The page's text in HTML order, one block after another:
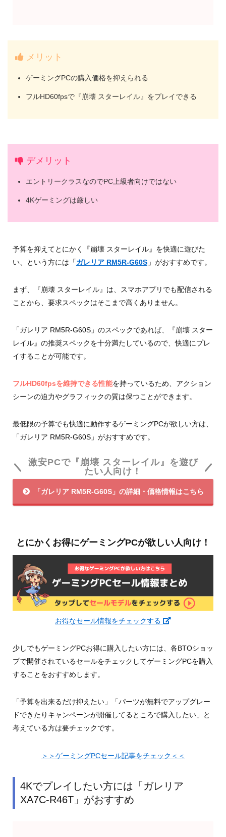
メリット
ゲーミングPCの購入価格を抑えられる
フルHD60fpsで『崩壊 スターレイル』をプレイできる
デメリット
エントリークラスなのでPC上級者向けではない
4Kゲーミングは厳しい
予算を抑えてとにかく『崩壊 スターレイル』を快適に遊びた
い、という方には「ガレリア RM5R-G60S 」がおすすめです。
まず、『崩壊 スターレイル』は、スマホアプリでも配信される
ことから、要求スペックはそこまで高くありません。
「ガレリア RM5R-G60S」のスペックであれば、『崩壊 スター
レイル』の推奨スペックを十分満たしているので、快適にプレ
イすることが可能です。
フルHD60fpsを維持できる性能を持っているため、アクション
シーンの迫力やグラフィックの質は保つことができます。
最低限の予算でも快適に動作するゲーミングPCが欲しい方は、
「ガレリア RM5R-G60S」がおすすめです。
激安PCで『崩壊 スターレイル』を遊び
たい人向け！
「ガレリア RM5R-G60S」の詳細・価格情報はこちら
とにかくお得にゲーミングPCが欲しい人向け！
お得なセール情報をチェックする
少しでもゲーミングPCお得に購入したい方には、各BTOショッ
プで開催されているセールをチェックしてゲーミングPCを購入
することをおすすめします。
「予算を出来るだけ抑えたい」「パーツが無料でアップグレー
ドできたりキャンペーンが開催してるところで購入したい」と
考えている方は要チェックです。
＞＞ゲーミングPCセール記事をチェック＜＜
4Kでプレイしたい方には「ガレリア
XA7C-R46T」がおすすめ